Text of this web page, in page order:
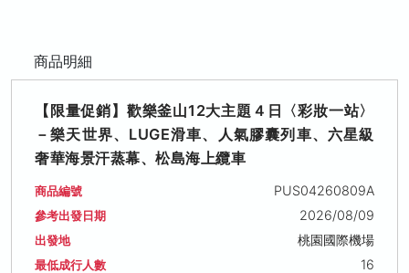
商品明細
【限量促銷】歡樂釜山12大主題４日〈彩妝一站〉
－樂天世界、LUGE滑車、人氣膠囊列車、六星級
奢華海景汗蒸幕、松島海上纜車
商品編號 PUS04260809A
參考出發日期 2026/08/09
出發地 桃園國際機場
最低成行人數 16